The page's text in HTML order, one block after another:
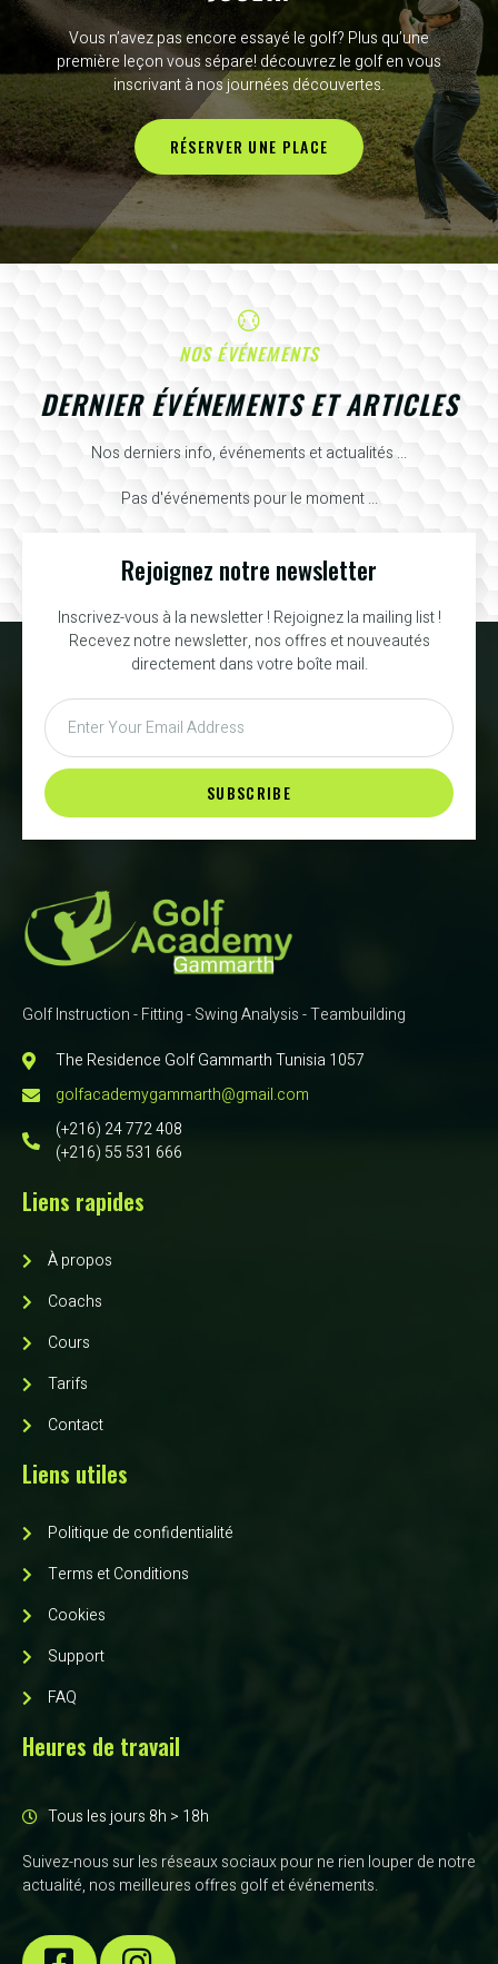
Vous n’avez pas encore essayé le golf? Plus qu’une
première leçon vous sépare! découvrez le golf en vous
inscrivant à nos journées découvertes.
RÉSERVER UNE PLACE
NOS ÉVÉNEMENTS
DERNIER ÉVÉNEMENTS ET ARTICLES
Nos derniers info, événements et actualités ...
Pas d'événements pour le moment ...
Rejoignez notre newsletter
Inscrivez-vous à la newsletter ! Rejoignez la mailing list !
Recevez notre newsletter, nos offres et nouveautés
directement dans votre boîte mail.
SUBSCRIBE
Golf Instruction - Fitting - Swing Analysis - Teambuilding
The Residence Golf Gammarth Tunisia 1057
golfacademygammarth@gmail.com
(+216) 24 772 408
(+216) 55 531 666
Liens rapides
À propos
Coachs
Cours
Tarifs
Contact
Liens utiles
Politique de confidentialité
Terms et Conditions
Cookies
Support
FAQ
Heures de travail
Tous les jours 8h > 18h
Suivez-nous sur les réseaux sociaux pour ne rien louper de notre
actualité, nos meilleures offres golf et événements.